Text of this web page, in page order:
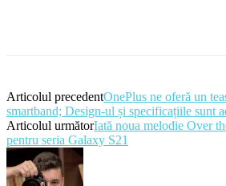
Articolul precedentOnePlus ne oferă un
smartband; Design-ul și specificațiile sunt
Articolul următorIată noua melodie Over
pentru seria Galaxy S21